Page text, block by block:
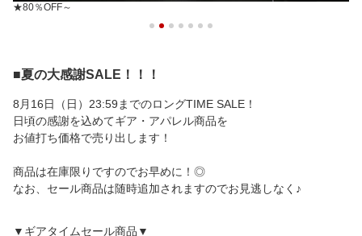
★80％OFF～
■夏の大感謝SALE！！！
8月16日（日）23:59までのロングTIME SALE！
日頃の感謝を込めてギア・アパレル商品を
お値打ち価格で売り出します！
商品は在庫限りですのでお早めに！◎
なお、セール商品は随時追加されますのでお見逃しなく♪
▼ギアタイムセール商品▼